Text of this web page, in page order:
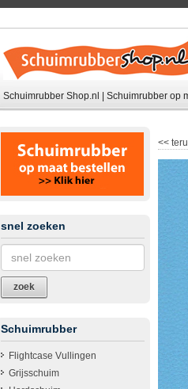
Schuimrubber Shop.nl | Schuimrubber op
snel zoeken
zoek
Schuimrubber
Flightcase Vullingen
Grijsschuim
<<